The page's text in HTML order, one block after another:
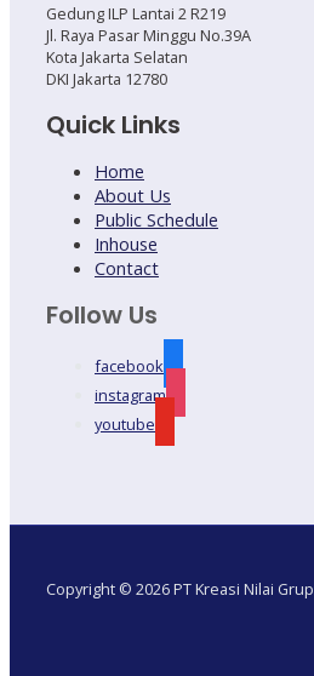
Gedung ILP Lantai 2 R219
Jl. Raya Pasar Minggu No.39A
Kota Jakarta Selatan
DKI Jakarta 12780
Quick Links
Home
About Us
Public Schedule
Inhouse
Contact
Follow Us
facebook
instagram
youtube
Copyright © 2026 PT Kreasi Nilai Grup